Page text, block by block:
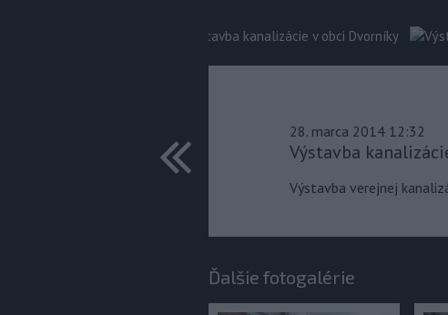
28. marca 2014 12:32
Výstavba
Výstavba verejnej
Ďalšie fotogalérie